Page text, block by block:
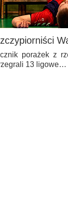
porażek z
13 ligowe…